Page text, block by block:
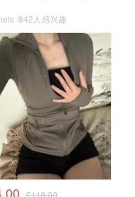
842人感兴趣
£118.00